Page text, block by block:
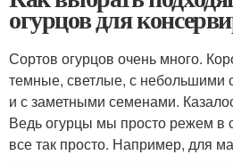
огурцов для
Сортов огурцов очень много.
темные, светлые, с небольшими
и с заметными семенами.
Ведь огурцы мы просто режем в
все так просто. Например, для